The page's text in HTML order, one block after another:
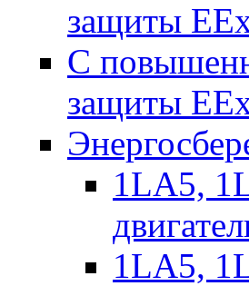
защиты
С
защиты
1LA5,
1LA5,